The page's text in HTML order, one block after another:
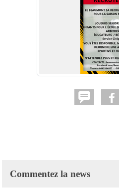
Commentez la news